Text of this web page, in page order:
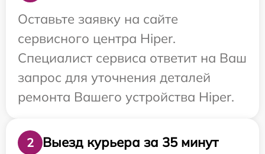
Оставьте заявку на сайте
сервисного центра Hiper.
Специалист сервиса ответит на Ваш
запрос для уточнения деталей
ремонта Вашего устройства Hiper.
2
Выезд курьера за 35 минут